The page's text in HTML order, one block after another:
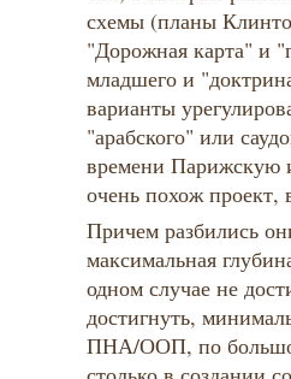
схемы (планы
"Дорожная карта" и
младшего и
варианты
"арабского" или
времени Парижскую
очень похож
Причем разбились
максимальная
одном случае не
достигнуть,
ПНА/ООП, по